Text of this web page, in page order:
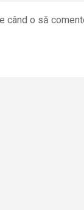
când o să